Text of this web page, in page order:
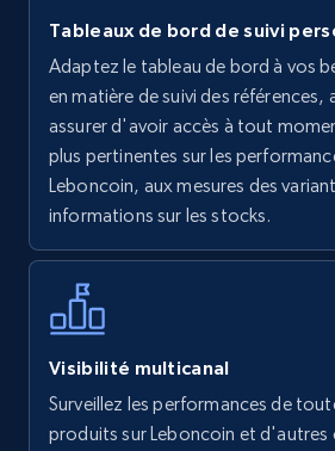
Walmart - products
URL, Final price, Sku, Currency,
Specifications, Image urls, Top
more.
Walmart - products - Find new
using specific category URL
URL, Final price, Sku, Currency,
more.
Tableaux de bord de suivi
Adaptez le tableau de bord à vos
en matière de suivi des références,
assurer d'avoir accès à tout
plus pertinentes sur les
Leboncoin, aux mesures des
informations sur les stocks.
Visibilité multicanal
Surveillez les performances de
produits sur Leboncoin et d'autres